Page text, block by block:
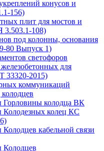
конусов и
156)
плит для мостов и
3.503.1-108)
под колонны, основания
80 Выпуск 1)
светофоров
для
33320-2015)
коммуникаций
колодца ВК
колец КС
кабельной связи